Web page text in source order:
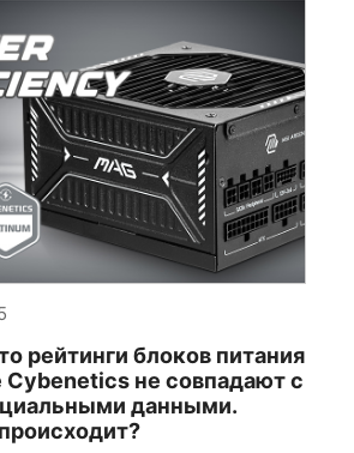
рейтинги блоков питания
Cybenetics не совпадают с
данными.